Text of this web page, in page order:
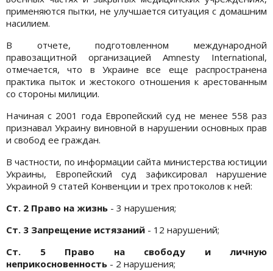
применяются пытки, не улучшается ситуация c домашним
насилием.
В отчете, подготовленном международной
правозащитной организацией Amnesty International,
отмечается, что в Украине все еще распространена
практика пыток и жестокого отношения к арестованным
со стороны милиции.
Начиная с 2001 года Европейский суд не менее 558 раз
признавал Украину виновной в нарушении основных прав
и свобод ее граждан.
В частности, по информации сайта министерства юстиции
Украины, Европейский суд зафиксировал нарушение
Украиной 9 статей Конвенции и трех протоколов к ней:
Ст. 2 Право на жизнь - 3 нарушения;
Ст. 3 Запрещение истязаний - 12 нарушений;
Ст. 5 Право на свободу и личную
неприкосновенность - 2 нарушения;